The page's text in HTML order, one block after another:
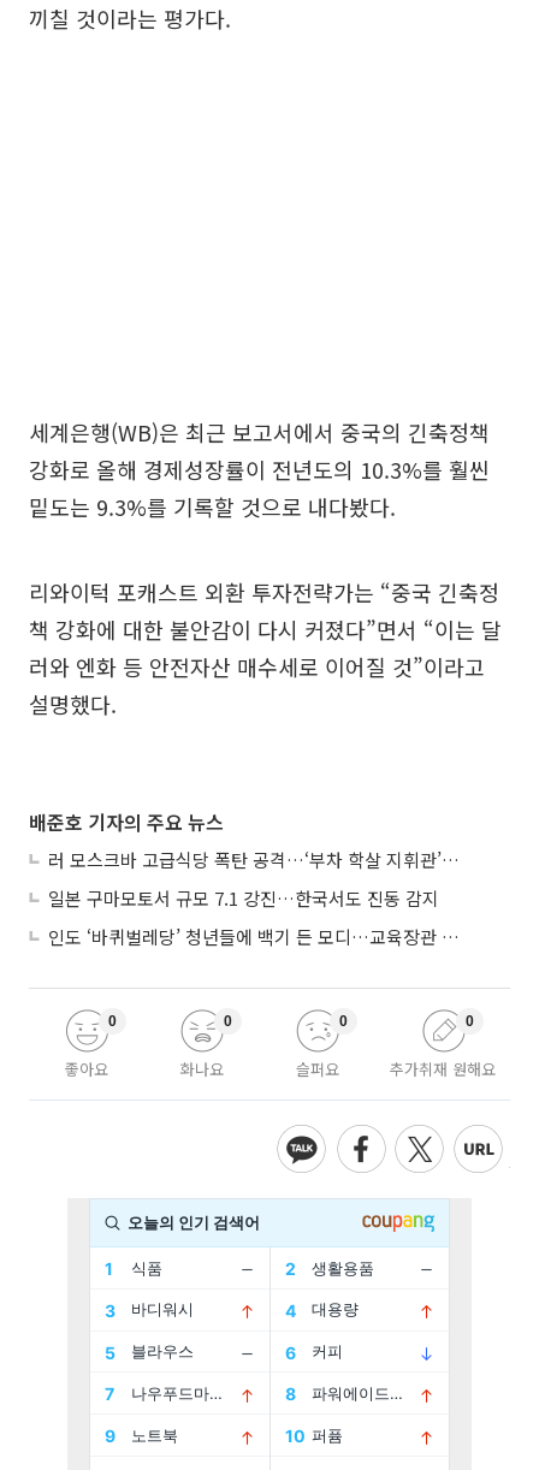
끼칠 것이라는 평가다.
세계은행(WB)은 최근 보고서에서 중국의 긴축정책
강화로 올해 경제성장률이 전년도의 10.3%를 훨씬
밑도는 9.3%를 기록할 것으로 내다봤다.
리와이턱 포캐스트 외환 투자전략가는 “중국 긴축정
책 강화에 대한 불안감이 다시 커졌다”면서 “이는 달
러와 엔화 등 안전자산 매수세로 이어질 것”이라고
설명했다.
배준호 기자의 주요 뉴스
러 모스크바 고급식당 폭탄 공격…‘부차 학살 지휘관’ 노렸나
일본 구마모토서 규모 7.1 강진…한국서도 진동 감지
인도 ‘바퀴벌레당’ 청년들에 백기 든 모디…교육장관 사퇴
좋아요
0
화나요
0
슬퍼요
0
추가취재 원해요
0